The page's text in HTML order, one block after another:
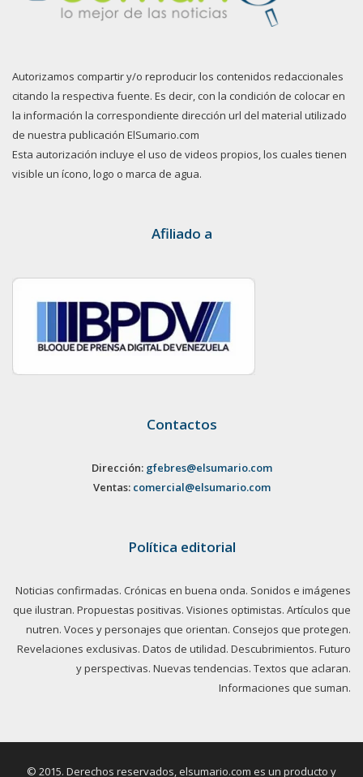
Autorizamos compartir y/o reproducir los contenidos redaccionales
citando la respectiva fuente. Es decir, con la condición de colocar en
la información la correspondiente dirección url del material utilizado
de nuestra publicación ElSumario.com
Esta autorización incluye el uso de videos propios, los cuales tienen
visible un ícono, logo o marca de agua.
Afiliado a
Contactos
Dirección: gfebres@elsumario.com
Ventas: comercial@elsumario.com
Política editorial
Noticias confirmadas. Crónicas en buena onda. Sonidos e imágenes
que ilustran. Propuestas positivas. Visiones optimistas. Artículos que
nutren. Voces y personajes que orientan. Consejos que protegen.
Revelaciones exclusivas. Datos de utilidad. Descubrimientos. Futuro
y perspectivas. Nuevas tendencias. Textos que aclaran.
Informaciones que suman.
© 2015. Derechos reservados, elsumario.com es un producto y